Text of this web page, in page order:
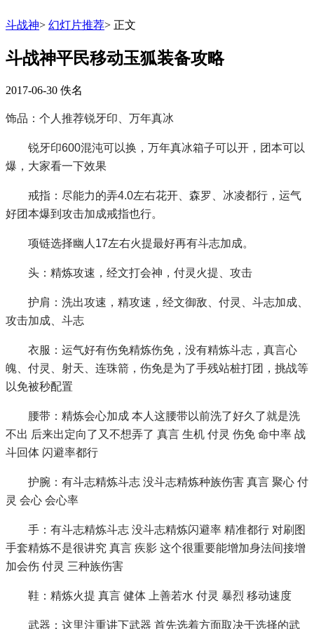
斗战神> 幻灯片推荐> 正文
斗战神平民移动玉狐装备攻略
2017-06-30 佚名
饰品：个人推荐锐牙印、万年真冰
锐牙印600混沌可以换，万年真冰箱子可以开，团本可以
爆，大家看一下效果
戒指：尽能力的弄4.0左右花开、森罗、冰凌都行，运气
好团本爆到攻击加成戒指也行。
项链选择幽人17左右火提最好再有斗志加成。
头：精炼攻速，经文打会神，付灵火提、攻击
护肩：洗出攻速，精攻速，经文御敌、付灵、斗志加成、
攻击加成、斗志
衣服：运气好有伤免精炼伤免，没有精炼斗志，真言心
魄、付灵、射天、连珠箭，伤免是为了手残站桩打团，挑战等
以免被秒配置
腰带：精炼会心加成 本人这腰带以前洗了好久了就是洗
不出 后来出定向了又不想弄了 真言 生机 付灵 伤免 命中率 战
斗回体 闪避率都行
护腕：有斗志精炼斗志 没斗志精炼种族伤害 真言 聚心 付
灵 会心 会心率
手：有斗志精炼斗志 没斗志精炼闪避率 精准都行 对刷图
手套精炼不是很讲究 真言 疾影 这个很重要能增加身法间接增
加会伤 付灵 三种族伤害
鞋：精炼火提 真言 健体 上善若水 付灵 暴烈 移动速度
武器：这里注重讲下武器 首先选着方面取决于选择的武